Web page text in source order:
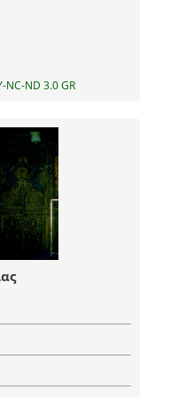
NC-ND 3.0 GR